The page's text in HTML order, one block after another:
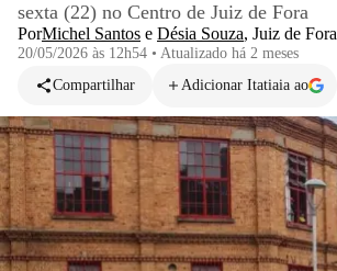
sexta (22) no Centro de Juiz de Fora
PorMichel Santos e Désia Souza, Juiz de Fora
20/05/2026 às 12h54 • Atualizado há 2 meses
Compartilhar
Adicionar Itatiaia ao